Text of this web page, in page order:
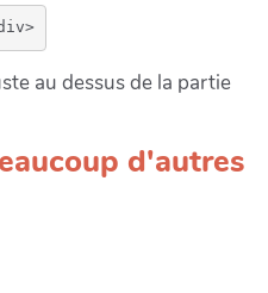
<div id="paragraphe1"></div>
au dessus de la partie
d'autres